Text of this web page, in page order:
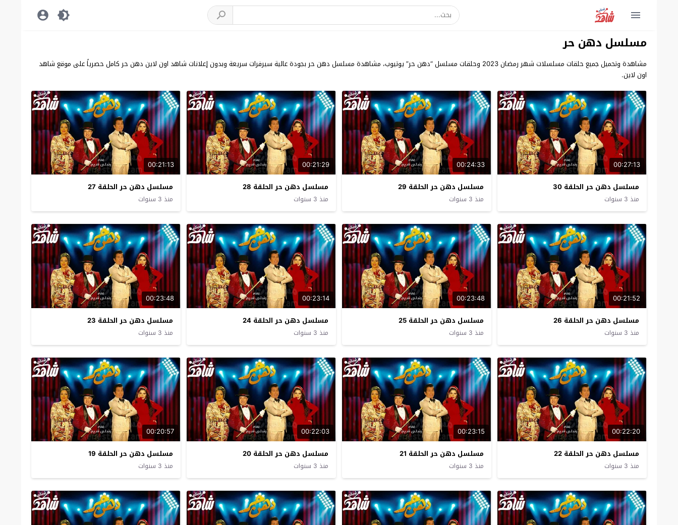
مسلسل دهن حر
مشاهدة وتحميل جميع حلقات مسلسلات شهر رمضان 2023 وحلقات مسلسل “دهن حر” يوتيوب، مشاهدة مسلسل دهن حر بجودة عالية سيرفرات سريعة وبدون إعلانات شاهد اون لاين دهن حر كامل حصرياً على موقع شاهد
اون لاين.
00:27:13
مسلسل دهن حر الحلقة 30
منذ 3 سنوات
00:24:33
مسلسل دهن حر الحلقة 29
منذ 3 سنوات
00:21:29
مسلسل دهن حر الحلقة 28
منذ 3 سنوات
00:21:13
مسلسل دهن حر الحلقة 27
منذ 3 سنوات
00:21:52
مسلسل دهن حر الحلقة 26
منذ 3 سنوات
00:23:48
مسلسل دهن حر الحلقة 25
منذ 3 سنوات
00:23:14
مسلسل دهن حر الحلقة 24
منذ 3 سنوات
00:23:48
مسلسل دهن حر الحلقة 23
منذ 3 سنوات
00:22:20
مسلسل دهن حر الحلقة 22
منذ 3 سنوات
00:23:15
مسلسل دهن حر الحلقة 21
منذ 3 سنوات
00:22:03
مسلسل دهن حر الحلقة 20
منذ 3 سنوات
00:20:57
مسلسل دهن حر الحلقة 19
منذ 3 سنوات